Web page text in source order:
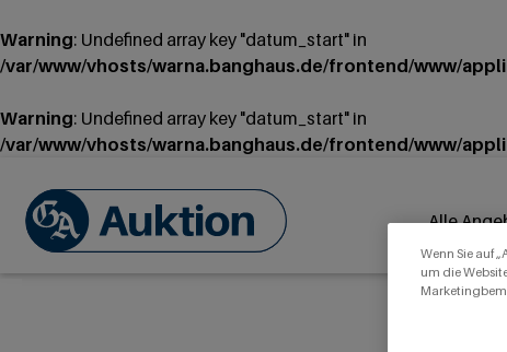
Warning: Undefined array key "datum_start" in
/var/www/vhosts/warna.banghaus.de/frontend/www/
Warning: Undefined array key "datum_start" in
/var/www/vhosts/warna.banghaus.de/frontend/www/
Alle
Wenn Sie auf
um die